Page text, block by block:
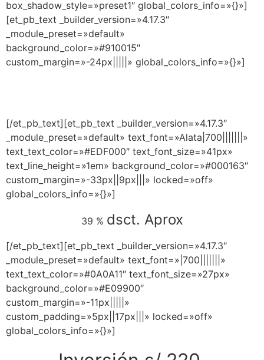
box_shadow_style=»preset1″ global_colors_info=»{}»]
[et_pb_text _builder_version=»4.17.3″
_module_preset=»default»
background_color=»#910015″
custom_margin=»-24px|||||» global_colors_info=»{}»]
[/et_pb_text][et_pb_text _builder_version=»4.17.3″
_module_preset=»default» text_font=»Alata|700|||||||»
text_text_color=»#EDF000″ text_font_size=»41px»
text_line_height=»1em» background_color=»#000163″
custom_margin=»-33px||9px|||» locked=»off»
global_colors_info=»{}»]
39 % dsct. Aprox
[/et_pb_text][et_pb_text _builder_version=»4.17.3″
_module_preset=»default» text_font=»|700|||||||»
text_text_color=»#0A0A11″ text_font_size=»27px»
background_color=»#E09900″
custom_margin=»-11px|||||»
custom_padding=»5px||17px|||» locked=»off»
global_colors_info=»{}»]